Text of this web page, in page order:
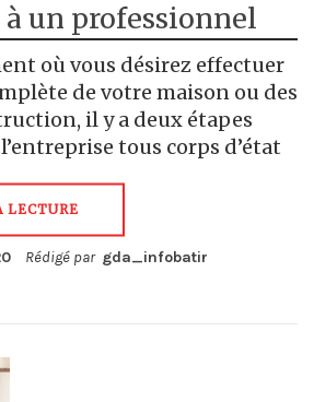
un professionnel
où vous désirez effectuer
de votre maison ou des
il y a deux étapes
tous corps d’état
LECTURE
Rédigé par gda_infobatir